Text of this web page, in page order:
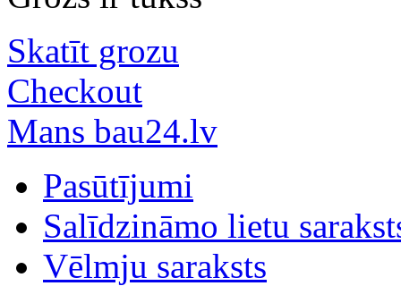
Skatīt grozu
Checkout
Mans bau24.lv
Pasūtījumi
Salīdzināmo lietu
Vēlmju saraksts